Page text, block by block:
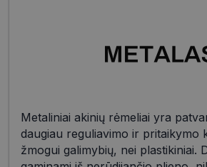
Metaliniai akinių rėmeliai yra
daugiau reguliavimo ir pritaikymo
žmogui galimybių, nei plastikiniai.